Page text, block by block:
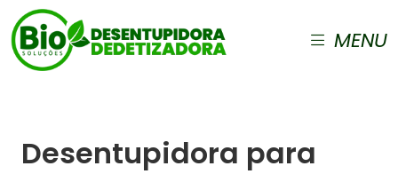
MENU
Desentupidora para